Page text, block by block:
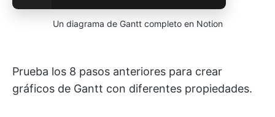
Un diagrama de Gantt completo en Notion
Prueba los 8 pasos anteriores para crear
gráficos de Gantt con diferentes propiedades.